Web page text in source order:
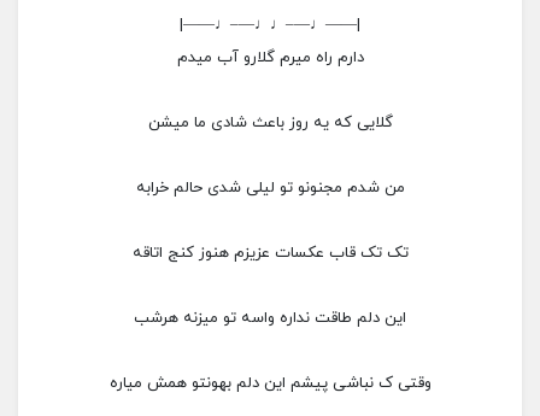
|——♩—–♩♩—–♩——|
دارم راه میرم گلارو آب میدم
گلایی که یه روز باعث شادی ما میشن
من شدم مجنونو تو لیلی شدی حالم خرابه
تک تک قاب عکسات عزیزم هنوز کنج اتاقه
این دلم طاقت نداره واسه تو میزنه هرشب
وقتی ک نباشی پیشم این دلم بهونتو همش میاره